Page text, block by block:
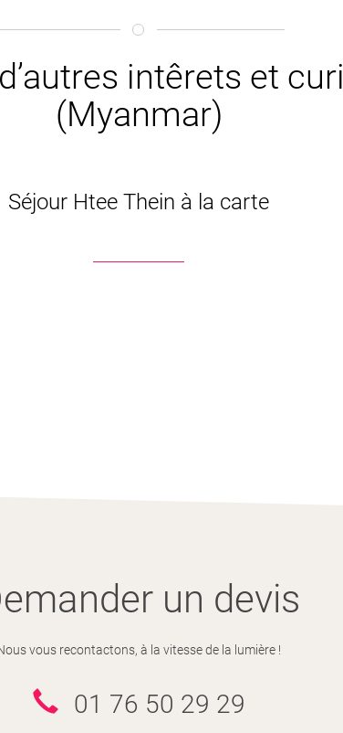
intêrets et
(Myanmar)
Séjour Htee Thein à la carte
un devis
vous recontactons, à la vitesse de la lumière !
01 76 50 29 29